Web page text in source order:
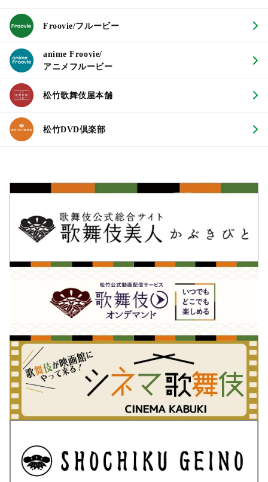
Froovie/フルービー
anime Froovie/
アニメフルービー
松竹歌舞伎屋本舗
松竹DVD倶楽部